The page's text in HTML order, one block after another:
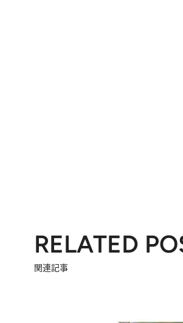
RELATED
関連記事